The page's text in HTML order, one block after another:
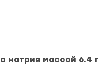
натрия массой 6.4 г